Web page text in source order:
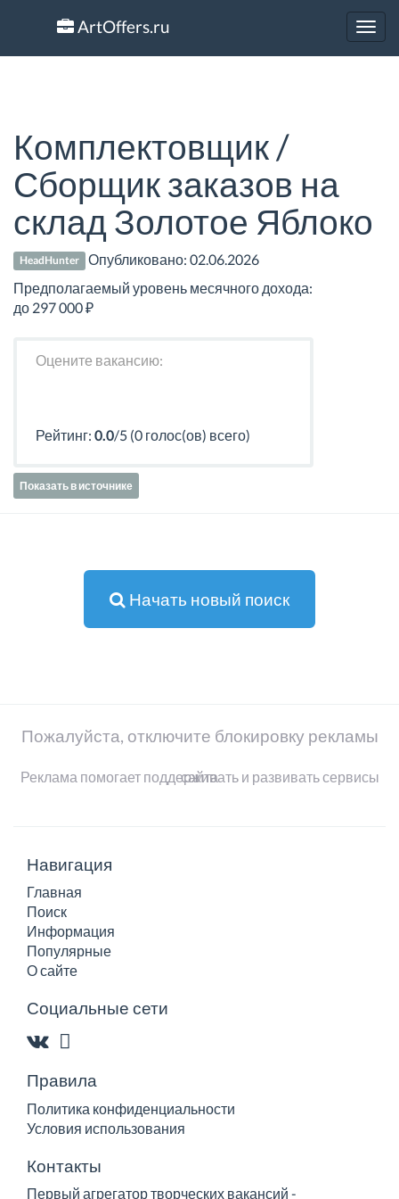
ArtOffers.ru
Комплектовщик /
Сборщик заказов на
склад Золотое Яблоко
HeadHunter Опубликовано:02.06.2026
Предполагаемый уровень месячного дохода:
до 297 000 ₽
Оцените вакансию:
Рейтинг: 0.0/5 (0 голос(ов) всего)
Показать в источнике
Начать новый поиск
Пожалуйста, отключите блокировку рекламы
Реклама помогает поддерживать и развивать сервисы сайта
Навигация
Главная
Поиск
Информация
Популярные
О сайте
Социальные сети
Правила
Политика конфиденциальности
Условия использования
Контакты
Первый агрегатор творческих вакансий -